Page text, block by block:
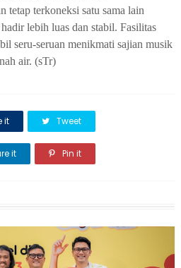
tetap terkoneksi satu sama lain
lebih luas dan stabil. Fasilitas
seru-seruan menikmati sajian musik
air. (sTr)
it Tweet
it Pin it